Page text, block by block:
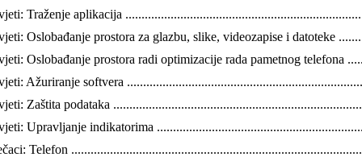
Traženje aplikacija
Oslobađanje prostora za glazbu, slike, videozapise i datoteke
Oslobađanje prostora radi optimizacije rada pametnog telefona
Ažuriranje softvera
Zaštita podataka
Upravljanje indikatorima
Telefon